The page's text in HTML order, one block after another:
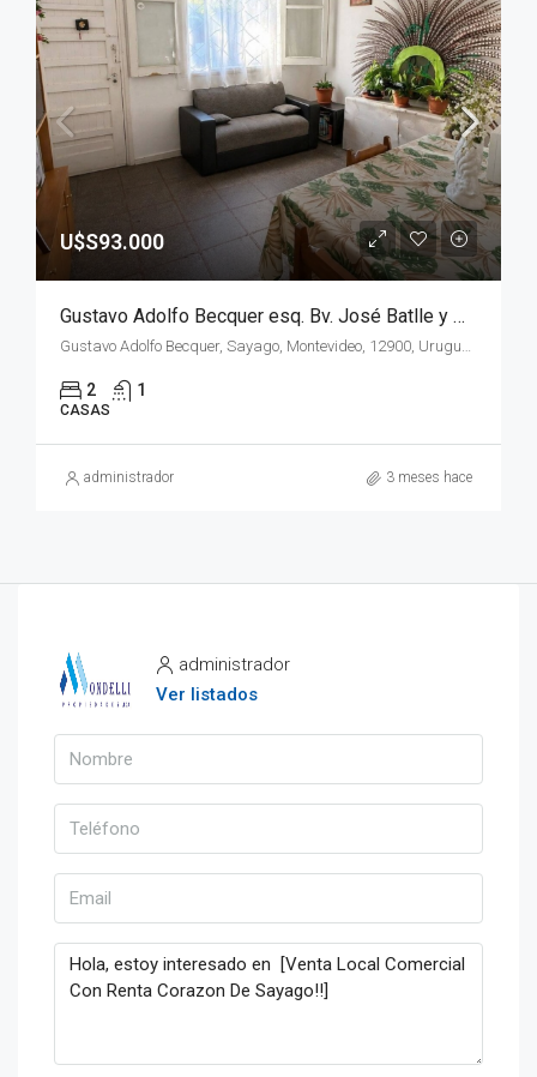
U$S93.000
Gustavo Adolfo Becquer esq. Bv. José Batlle y Ordoñez, Oportunidad Inversor !!!!!!
Gustavo Adolfo Becquer, Sayago, Montevideo, 12900, Uruguay
2 1
CASAS
administrador 3 meses hace
administrador
Ver listados